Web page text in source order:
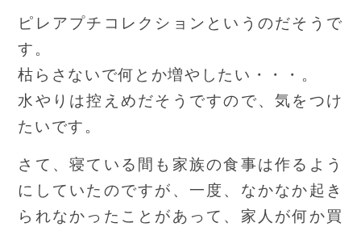
ピレアプチコレクションというのだそうで
す。
枯らさないで何とか増やしたい・・・。
水やりは控えめだそうですので、気をつけ
たいです。
さて、寝ている間も家族の食事は作るよう
にしていたのですが、一度、なかなか起き
られなかったことがあって、家人が何か買